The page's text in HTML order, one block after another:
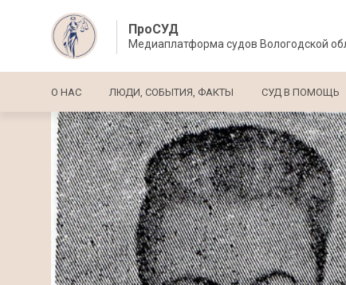
ПроСУД
Медиаплатформа судов Вологодской
Основная навигация
О НАС ЛЮДИ, СОБЫТИЯ, ФАКТЫ СУД В ПОМОЩЬ